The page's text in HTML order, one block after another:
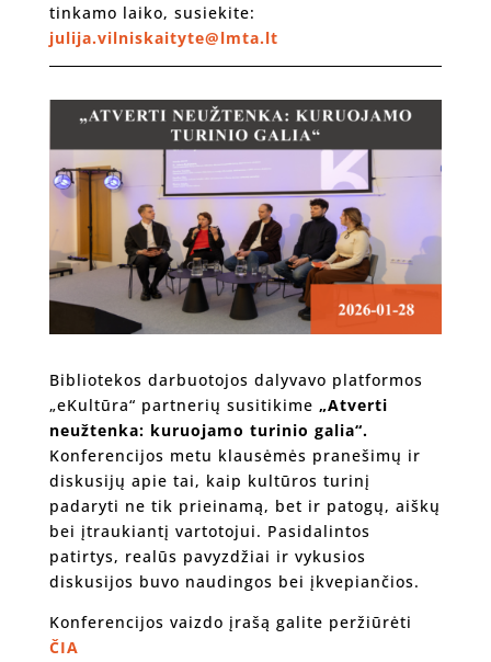
tinkamo laiko, susiekite:
julija.vilniskaityte@lmta.lt
Bibliotekos darbuotojos dalyvavo platformos
„eKultūra“ partnerių susitikime „Atverti
neužtenka: kuruojamo turinio galia“.
Konferencijos metu klausėmės pranešimų ir
diskusijų apie tai, kaip kultūros turinį
padaryti ne tik prieinamą, bet ir patogų, aiškų
bei įtraukiantį vartotojui. Pasidalintos
patirtys, realūs pavyzdžiai ir vykusios
diskusijos buvo naudingos bei įkvepiančios.
Konferencijos vaizdo įrašą galite peržiūrėti
ČIA